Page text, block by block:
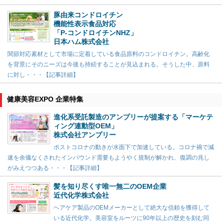
豚由来コンドロイチン
機能性表示食品対応
「P-コンドロイチンNHZ」
日本ハム株式会社
関節対応素材として市場に定着している食品原料のコンドロイチン。高齢化
を背景にそのニーズは今後も持続することが見込まれる。そうした中、原料
に対し・・・【記事詳細】
健康美容EXPO 企業特集
進化系受託製造のアンプリーが提案する「マーケテ
ィング連動型OEM」
株式会社アンプリー
ポストコロナの動きが水面下で加速している。コロナ禍で減
速を余儀なくされたインバウンド需要もようやく規制が解かれ、復調の兆し
がみえつつある・・・【記事詳細】
髪を知り尽くす唯一無二のOEM企業
近代化学株式会社
ヘアケア製品のOEMメーカーとして絶大な信頼を獲得して
いる近代化学。美容室をルーツに90年以上の歴史を刻む同